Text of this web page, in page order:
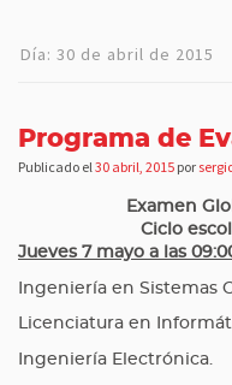
Día: 30 de abril de 2015
Programa de
Publicado el30 abril, 2015 por
Examen
Ciclo
Jueves 7 mayo a las
Ingeniería en Sistemas
Licenciatura en
Ingeniería Electrónica.